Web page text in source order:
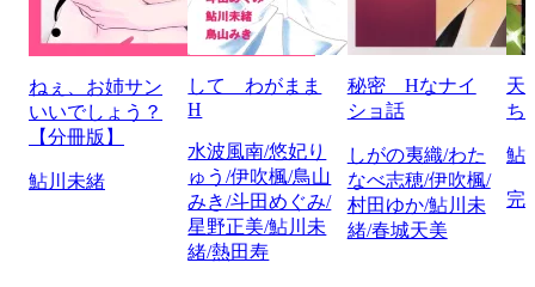
ねぇ、お姉サン
いいでしょう？
【分冊版】
鮎川未緒
して わがまま
H
水波風南/悠妃り
ゅう/伊吹楓/鳥山
みき/斗田めぐみ/
星野正美/鮎川未
緒/熱田寿
秘密 Hなナイ
ショ話
しがの夷織/わた
なべ志穂/伊吹楓/
村田ゆか/鮎川未
緒/春城天美
天
ち
鮎
完